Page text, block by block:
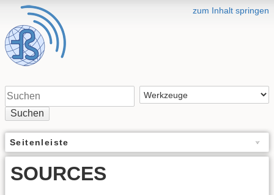
zum Inhalt springen
Suchen
Seitenleiste
SOURCES